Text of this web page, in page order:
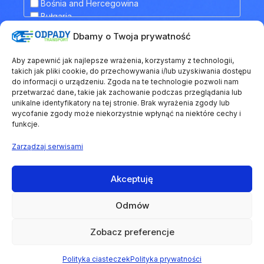
Dbamy o Twoja prywatność
Aby zapewnić jak najlepsze wrażenia, korzystamy z technologii,
takich jak pliki cookie, do przechowywania i/lub uzyskiwania dostępu
do informacji o urządzeniu. Zgoda na te technologie pozwoli nam
przetwarzać dane, takie jak zachowanie podczas przeglądania lub
unikalne identyfikatory na tej stronie. Brak wyrażenia zgody lub
wycofanie zgody może niekorzystnie wpłynąć na niektóre cechy i
funkcje.
Zarządzaj serwisami
Akceptuję
Odmów
Zobacz preferencje
Polityka ciasteczekPolityka prywatności
Holandia
Islandia
Kosowo
Liechtenstein
Litwa
Łotwa
Luksemburg
Malta
San Marino
Bośnia and Hercegowina
Bułgaria
Chorwacja
Cypr
Czarnogóra
Czechy
Dania
Estonia
Finlandia
Francja
Gruzja
Liechtenstein
Dodatkowe informacje
© 2026 Odpady Transport. Wszystkie prawa zastrzeżone.
GrupaEKOLOGISTYKA24
Website created bychriscodes.dev